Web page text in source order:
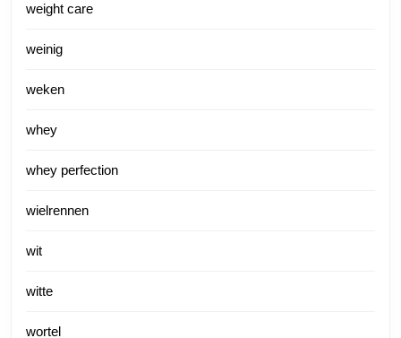
weight care
weinig
weken
whey
whey perfection
wielrennen
wit
witte
wortel